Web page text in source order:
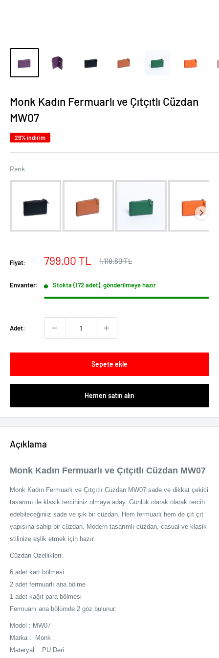
Monk Kadın Fermuarlı ve Çıtçıtlı Cüzdan
MW07
29% indirim
Renk
Fiyat:
İndirimli
799.00 TL
Normal
1,118.60 TL
Envanter: Stokta (172 adet), gönderilmeye hazır
Adet:
Sepete ekle
Hemen satın alın
Açıklama
Monk Kadın Fermuarlı ve Çıtçıtlı Cüzdan MW07
Monk Kadın Fermuarlı ve Çıtçıtlı Cüzdan MW07 sade ve dikkat çekici
tasarımı ile klasik tercihiniz olmaya aday. Günlük olarak olarak tercih
edebileceğiniiz sade ve şık bir cüzdan. Hem fermuarlı hem de çıt çıt
yapısına sahip bir cüzdan. Modern tasarımlı cüzdan, casual ve klasik
stilinize eşlik etmek için hazır.
Cüzdan Özellikleri:
6 adet kart bölmesi
2 adet fermuarlı ana bölme
1 adet kağıt para bölmesi
Fermuarlı ana bölümde 2 göz bulunur.
Model : MW07
Marka : Monk
Materyal : PU Deri